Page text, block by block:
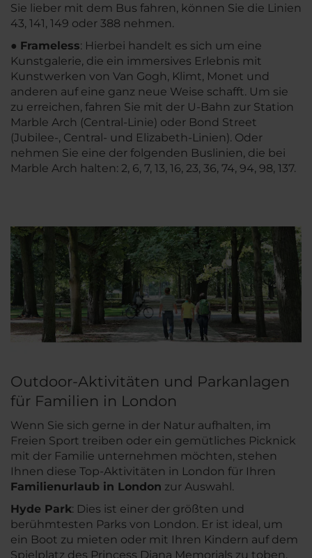
Sie lieber mit dem Bus fahren, können Sie die Linien
43, 141, 149 oder 388 nehmen.
● Frameless: Hierbei handelt es sich um eine
Kunstgalerie, die ein immersives Erlebnis mit
Kunstwerken von Van Gogh, Klimt, Monet und
anderen auf eine ganz neue Weise schafft. Um sie
zu erreichen, fahren Sie mit der U-Bahn zur Station
Marble Arch (Central-Linie) oder Bond Street
(Jubilee-, Central- und Elizabeth-Linien). Oder
nehmen Sie eine der folgenden Buslinien, die bei
Marble Arch halten: 2, 6, 7, 13, 16, 23, 36, 74, 94, 98, 137.
Outdoor-Aktivitäten und Parkanlagen
für Familien in London
Wenn Sie sich gerne in der Natur aufhalten, im
Freien Sport treiben oder ein gemütliches Picknick
mit der Familie unternehmen möchten, stehen
Ihnen diese Top-Aktivitäten in London für Ihren
Familienurlaub in London zur Auswahl.
Hyde Park: Dies ist einer der größten und
berühmtesten Parks von London. Er ist ideal, um
ein Boot zu mieten oder mit Ihren Kindern auf dem
Spielplatz des Princess Diana Memorials zu toben.